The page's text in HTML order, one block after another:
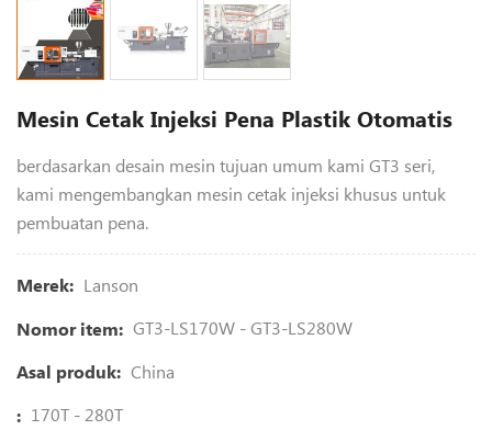
Mesin Cetak Injeksi Pena Plastik Otomatis
berdasarkan desain mesin tujuan umum kami GT3 seri,
kami mengembangkan mesin cetak injeksi khusus untuk
pembuatan pena.
Merek: Lanson
Nomor item: GT3-LS170W - GT3-LS280W
Asal produk: China
: 170T - 280T